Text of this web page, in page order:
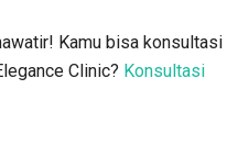
Kamu bisa konsultasi
Clinic? Konsultasi